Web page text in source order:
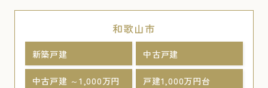
和歌山市
新築戸建 中古戸建
中古戸建 ～1,000万円 戸建1,000万円台